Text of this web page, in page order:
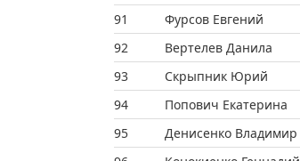
91
Фурсов Евгений
92
Вертелев Данила
93
Скрыпник Юрий
94
Попович Екатерина
95
Денисенко Владимир